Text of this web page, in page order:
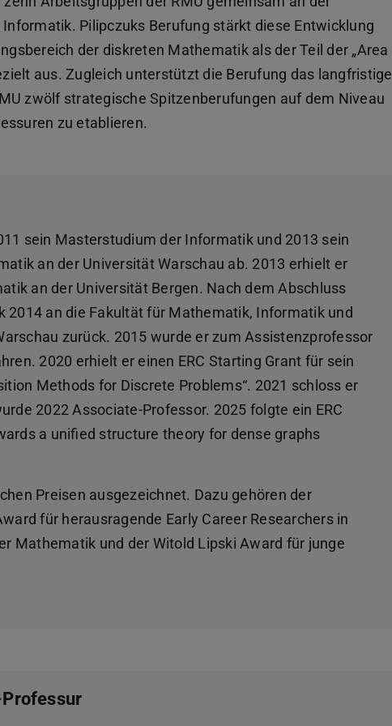
Pilipczuks Berufung stärkt diese Entwicklung
der diskreten Mathematik als der Teil der „Area
aus. Zugleich unterstützt die Berufung das langfristige
zwölf strategische Spitzenberufungen auf dem Niveau
zu etablieren.
sein Masterstudium der Informatik und 2013 sein
an der Universität Warschau ab. 2013 erhielt er
an der Universität Bergen. Nach dem Abschluss
2014 an die Fakultät für Mathematik, Informatik und
zurück. 2015 wurde er zum Assistenzprofessor
2020 erhielt er einen ERC Starting Grant für sein
Methods for Discrete Problems“. 2021 schloss er
2022 Associate-Professor. 2025 folgte ein ERC
a unified structure theory for dense graphs
Preisen ausgezeichnet. Dazu gehören der
für herausragende Early Career Researchers in
Mathematik und der Witold Lipski Award für junge